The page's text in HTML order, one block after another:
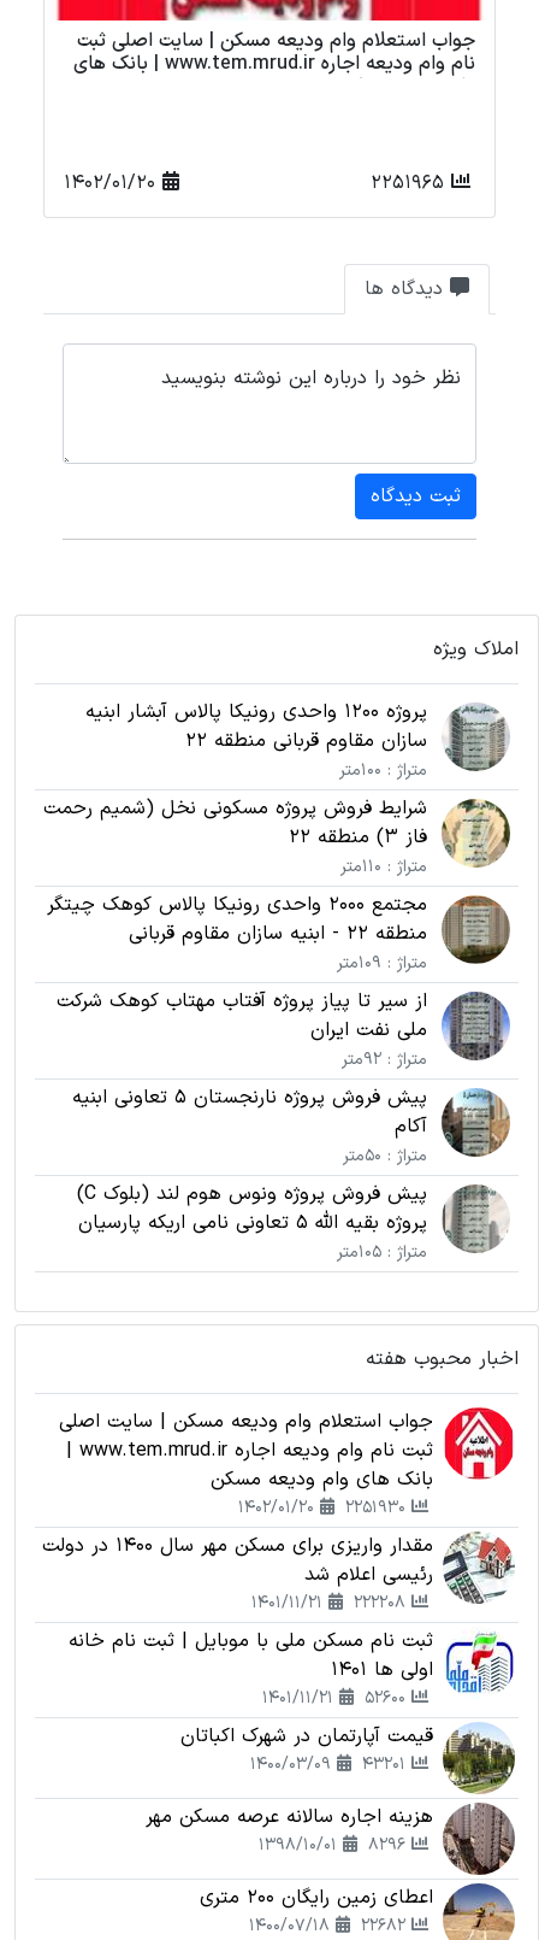
تهیه مسکن برای افراد بی بضاعت محرومان در دولت
رئیسی
دیدگاه ها
نظر خود را درباره این نوشته بنویسید
ثبت دیدگاه
املاک ویژه
پروژه 1200 واحدی رونیکا پالاس آبشار ابنیه
سازان مقاوم قربانی منطقه 22
متراژ : 100متر
شرایط فروش پروژه مسکونی نخل (شمیم رحمت
فاز 3) منطقه 22
متراژ : 110متر
مجتمع 2000 واحدی رونیکا پالاس کوهک چیتگر
منطقه 22 - ابنیه سازان مقاوم قربانی
متراژ : 109متر
از سیر تا پیاز پروژه آفتاب مهتاب کوهک شرکت
ملی نفت ایران
متراژ : 92متر
پیش فروش پروژه نارنجستان 5 تعاونی ابنیه
آکام
متراژ : 50متر
پیش فروش پروژه ونوس هوم لند (بلوک C)
پروژه بقیه الله 5 تعاونی نامی اریکه پارسیان
متراژ : 105متر
اخبار محبوب هفته
جواب استعلام وام ودیعه مسکن | سایت اصلی
ثبت نام وام ودیعه اجاره www.tem.mrud.ir |
بانک های وام ودیعه مسکن
مقدار واریزی برای مسکن مهر سال 1400 در دولت
رئیسی اعلام شد
ثبت نام مسکن ملی با موبایل | ثبت نام خانه
اولی ها 1401
قیمت آپارتمان در شهرک اکباتان
هزینه اجاره سالانه عرصه مسکن مهر
اعطای زمین رایگان 200 متری